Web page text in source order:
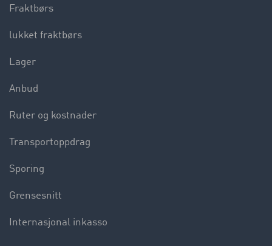
Fraktbørs
lukket fraktbørs
Lager
Anbud
Ruter og kostnader
Transportoppdrag
Sporing
Grensesnitt
Internasjonal inkasso